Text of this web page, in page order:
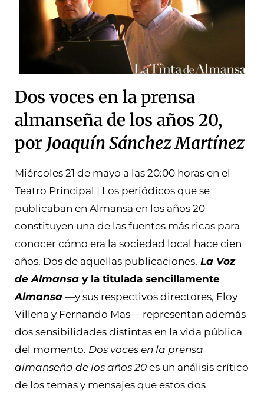
Dos voces en la prensa
almanseña de los años 20,
por Joaquín Sánchez Martínez
Miércoles 21 de mayo a las 20:00 horas en el
Teatro Principal | Los periódicos que se
publicaban en Almansa en los años 20
constituyen una de las fuentes más ricas para
conocer cómo era la sociedad local hace cien
años. Dos de aquellas publicaciones, La Voz
de Almansa y la titulada sencillamente
Almansa —y sus respectivos directores, Eloy
Villena y Fernando Mas— representan además
dos sensibilidades distintas en la vida pública
del momento. Dos voces en la prensa
almanseña de los años 20 es un análisis crítico
de los temas y mensajes que estos dos